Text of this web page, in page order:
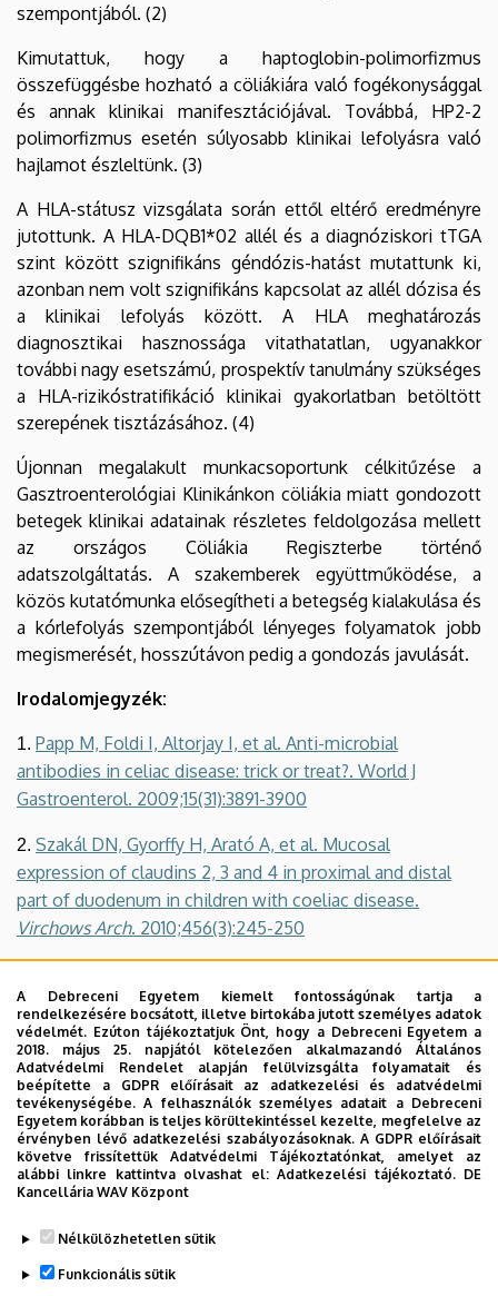
A Debreceni Egyetem kiemelt fontosságúnak tartja a
rendelkezésére bocsátott, illetve birtokába jutott személyes adatok
védelmét. Ezúton tájékoztatjuk Önt, hogy a Debreceni Egyetem a
2018. május 25. napjától kötelezően alkalmazandó Általános
Adatvédelmi Rendelet alapján felülvizsgálta folyamatait és
beépítette a GDPR előírásait az adatkezelési és adatvédelmi
tevékenységébe. A felhasználók személyes adatait a Debreceni
Egyetem korábban is teljes körültekintéssel kezelte, megfelelve az
érvényben lévő adatkezelési szabályozásoknak. A GDPR előírásait
követve frissítettük Adatvédelmi Tájékoztatónkat, amelyet az
alábbi linkre kattintva olvashat el:Adatkezelési tájékoztató. DE
Kancellária WAV Központ
Nélkülözhetetlen sütik
Funkcionális sütik
szempontjából. (2)
Kimutattuk, hogy a haptoglobin-polimorfizmus
összefüggésbe hozható a cöliákiára való fogékonysággal
és annak klinikai manifesztációjával. Továbbá, HP2-2
polimorfizmus esetén súlyosabb klinikai lefolyásra való
hajlamot észleltünk. (3)
A HLA-státusz vizsgálata során ettől eltérő eredményre
jutottunk. A HLA-DQB1*02 allél és a diagnóziskori tTGA
szint között szignifikáns géndózis-hatást mutattunk ki,
azonban nem volt szignifikáns kapcsolat az allél dózisa és
a klinikai lefolyás között. A HLA meghatározás
diagnosztikai hasznossága vitathatatlan, ugyanakkor
további nagy esetszámú, prospektív tanulmány szükséges
a HLA-rizikóstratifikáció klinikai gyakorlatban betöltött
szerepének tisztázásához. (4)
Újonnan megalakult munkacsoportunk célkitűzése a
Gasztroenterológiai Klinikánkon cöliákia miatt gondozott
betegek klinikai adatainak részletes feldolgozása mellett
az országos Cöliákia Regiszterbe történő
adatszolgáltatás. A szakemberek együttműködése, a
közös kutatómunka elősegítheti a betegség kialakulása és
a kórlefolyás szempontjából lényeges folyamatok jobb
megismerését, hosszútávon pedig a gondozás javulását.
Irodalomjegyzék:
1. Papp M, Foldi I, Altorjay I, et al. Anti-microbial
antibodies in celiac disease: trick or treat?. World J
Gastroenterol. 2009;15(31):3891-3900
2. Szakál DN, Gyorffy H, Arató A, et al. Mucosal
expression of claudins 2, 3 and 4 in proximal and distal
part of duodenum in children with coeliac disease.
Virchows Arch. 2010;456(3):245-250
polymorphism: a novel genetic risk factor for celiac
disease development and its clinical manifestations.Clin
Chem. 2008;54(4):697-704
4.Bajor J, Szakács Z, Juhász M, et al. HLA-DQ2
homozygosis increases tTGA levels at diagnosis but does
not influence the clinical phenotype of coeliac disease: A
multicentre study.Int J Immunogenet. 2019;46(2):74-81
Legutóbb frissítve: 2025. 01. 31. 08:11